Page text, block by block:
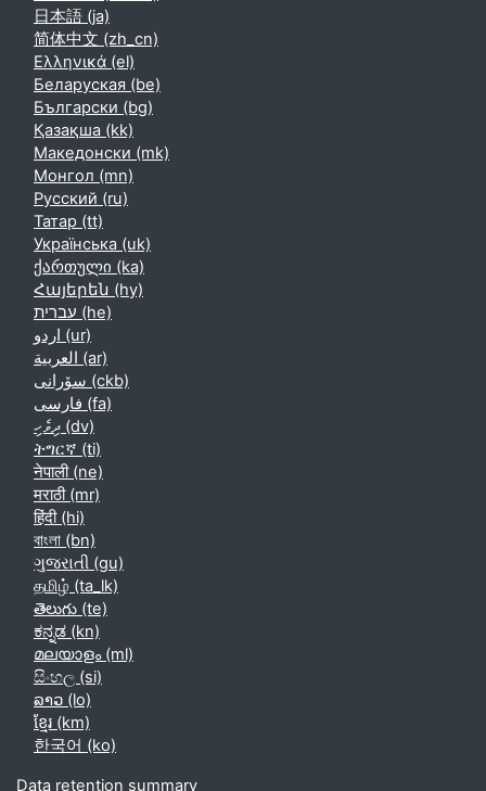
日本語 ‎(ja)‎
简体中文 ‎(zh_cn)‎
Ελληνικά ‎(el)‎
Беларуская ‎(be)‎
Български ‎(bg)‎
Қазақша ‎(kk)‎
Македонски ‎(mk)‎
Монгол ‎(mn)‎
Русский ‎(ru)‎
Татар ‎(tt)‎
Українська ‎(uk)‎
ქართული ‎(ka)‎
Հայերեն ‎(hy)‎
עברית ‎(he)‎
اردو ‎(ur)‎
العربية ‎(ar)‎
سۆرانی ‎(ckb)‎
فارسی ‎(fa)‎
ދިވެހި ‎(dv)‎
ትግርኛ ‎(ti)‎
नेपाली ‎(ne)‎
मराठी ‎(mr)‎
हिंदी ‎(hi)‎
বাংলা ‎(bn)‎
ગુજરાતી ‎(gu)‎
தமிழ் ‎(ta_lk)‎
తెలుగు ‎(te)‎
ಕನ್ನಡ ‎(kn)‎
മലയാളം ‎(ml)‎
සිංහල ‎(si)‎
ລາວ ‎(lo)‎
ខ្មែរ ‎(km)‎
한국어 ‎(ko)‎
Data retention summary